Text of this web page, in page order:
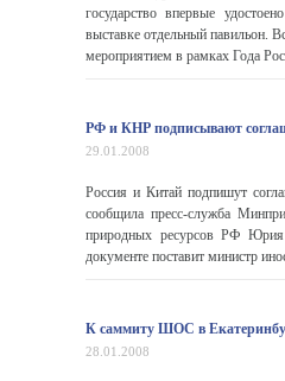
государство впервые
выставке отдельный павильон.
мероприятием в рамках Года
РФ и КНР подписывают
29.01.2008
Россия и Китай подпишут
сообщила пресс-служба
природных ресурсов РФ
документе поставит министр
К саммиту ШОС в
28.01.2008